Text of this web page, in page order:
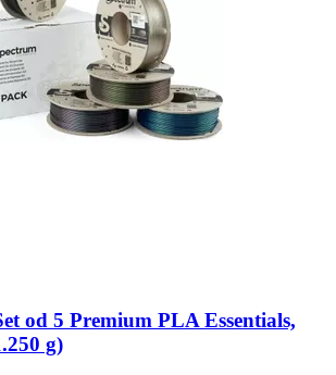
od 5 Premium PLA Essentials,
g)